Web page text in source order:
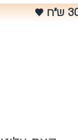
♥️